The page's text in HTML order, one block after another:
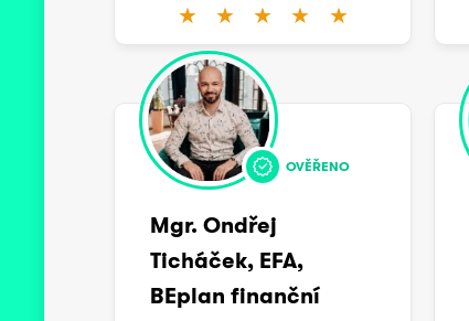
★ ★ ★ ★ ★
OVĚŘENO
Mgr. Ondřej
Ticháček, EFA,
BEplan finanční